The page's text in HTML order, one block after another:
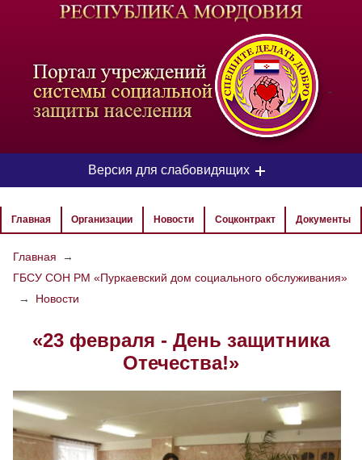
-
Версия для слабовидящих
ЦВЕТОВАЯ СХЕМА
РАЗМЕР ТЕКСТА
ИЗОБРАЖЕНИЯ
Настройки по умолчанию
Главная Организации Новости Соцконтракт Документы
Главная
→
ГБСУ СОН РМ «Пуркаевский дом социального обслуживания»
→
Новости
«23 февраля - День защитника
Отечества!»